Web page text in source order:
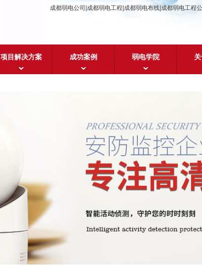
成都弱电公司|成都弱电工程|成都弱电布线|成都弱电工程
项目解决方案 成功案例 弱电学院